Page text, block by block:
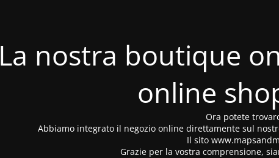
La nostra boutique
online
Ora potete
Abbiamo integrato il negozio online direttamente sul
Il sito
Grazie per la vostra comprensione,